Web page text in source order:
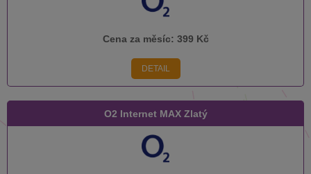
Cena za měsíc: 399 Kč
DETAIL
O2 Internet MAX Zlatý